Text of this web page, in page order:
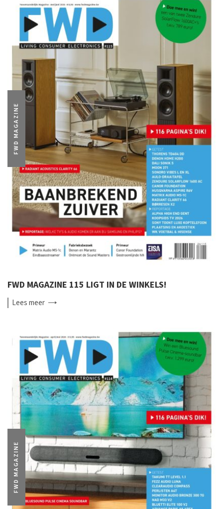
FWD MAGAZINE
FWD MAGAZINE 115 LIGT IN DE WINKELS!
Leesmeer
FWD MAGAZINE